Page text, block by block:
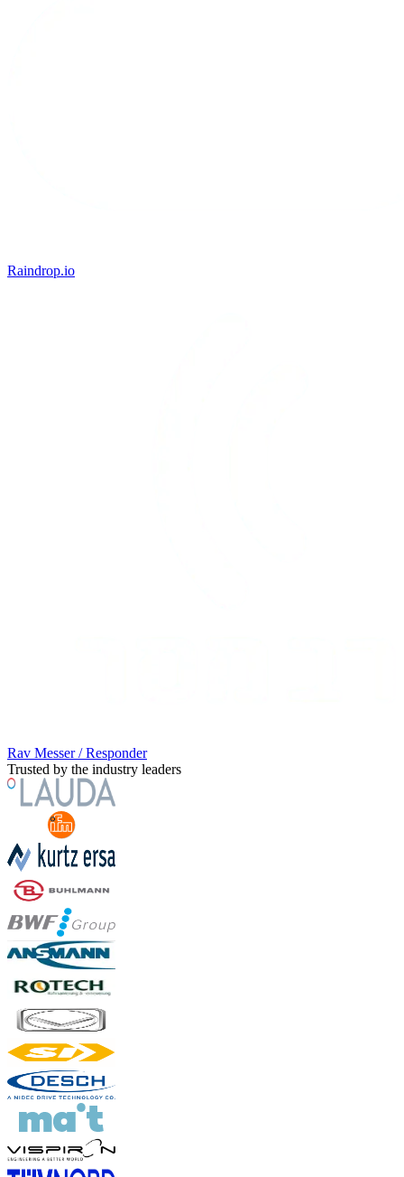
Raindrop.io
Rav Messer / Responder
Trusted by the industry leaders